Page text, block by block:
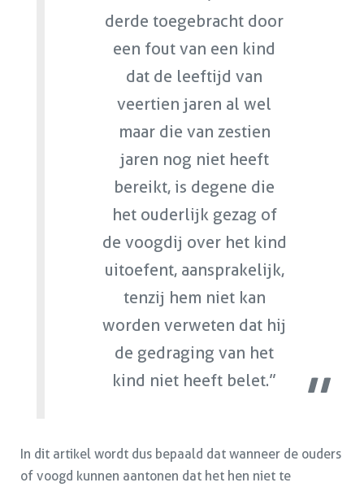
derde toegebracht door
een fout van een kind
dat de leeftijd van
veertien jaren al wel
maar die van zestien
jaren nog niet heeft
bereikt, is degene die
het ouderlijk gezag of
de voogdij over het kind
uitoefent, aansprakelijk,
tenzij hem niet kan
worden verweten dat hij
de gedraging van het
kind niet heeft belet.”
In dit artikel wordt dus bepaald dat wanneer de ouders
of voogd kunnen aantonen dat het hen niet te